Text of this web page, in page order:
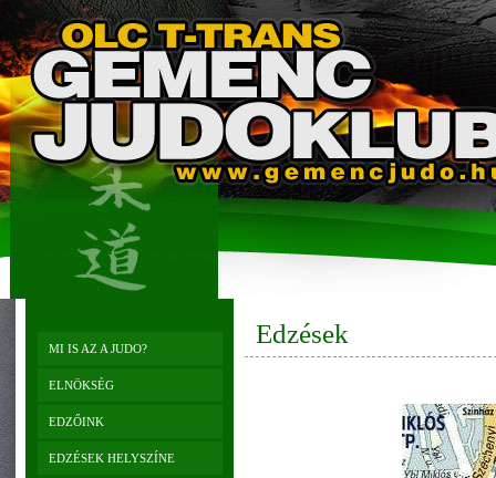
MI IS AZ A JUDO?
ELNÖKSÉG
EDZŐINK
EDZÉSEK HELYSZÍNE
Edzések